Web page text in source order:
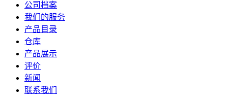
公司档案
我们的服务
产品目录
仓库
产品展示
评价
新闻
联系我们